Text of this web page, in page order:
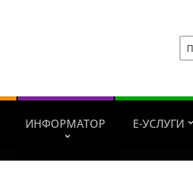
ИНФОРМАТОР Е-УСЛУГИ